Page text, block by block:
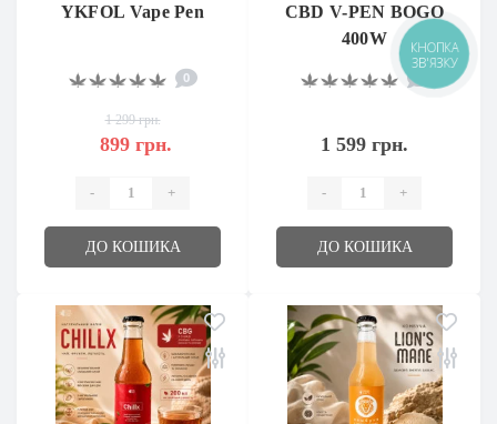
YKFOL Vape Pen
0
1 299 грн.
899 грн.
- +
ДО КОШИКА
CBD V-PEN BOGO
400W
1 599 грн.
- +
ДО КОШИКА
КНОПКА
ЗВ'ЯЗКУ